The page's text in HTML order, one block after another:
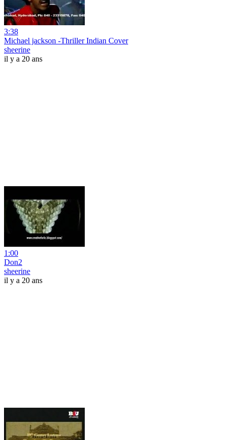
3:38
Michael jackson -Thriller Indian Cover
sheerine
il y a 20 ans
1:00
Don2
sheerine
il y a 20 ans